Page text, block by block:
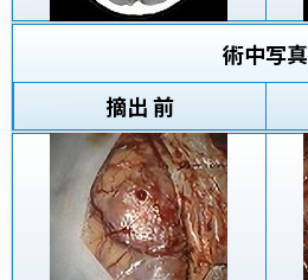
術中写真
摘出 前